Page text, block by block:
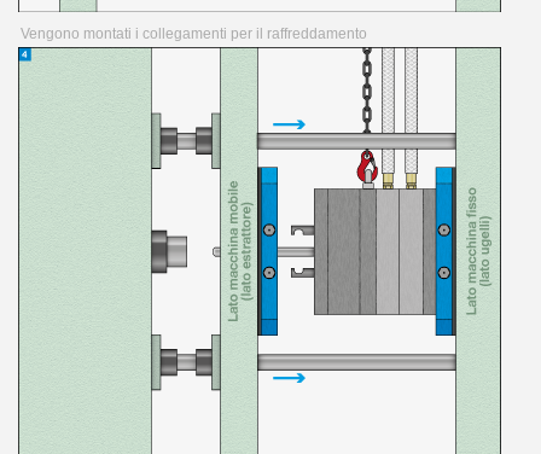
Vengono montati i collegamenti per il raffreddamento